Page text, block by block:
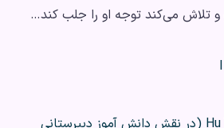
تلاش می‌کند توجه او را جلب کند…
بازیگران اصلی: Hu Yitian (در نقش دانش آموز دبیرستانی